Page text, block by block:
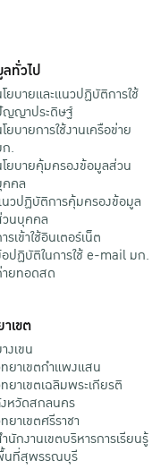
ทั่วไป
ยบายและแนวปฏิบัติการใช้
ญาประดิษฐ์
ยบายการใช้งานเครือข่าย
.
ยบายคุ้มครองข้อมูลส่วน
คล
วปฏิบัติการคุ้มครองข้อมูล
นบุคคล
รเข้าใช้อินเตอร์เน็ต
ปฏิบัติในการใช้ e-mail มก.
ยทอดสด
เขต
งเขน
ยาเขตกําแพงแสน
ยาเขตเฉลิมพระเกียรติ
หวัดสกลนคร
ยาเขตศรีราชา
นักงานเขตบริหารการเรียนรู้
ที่สุพรรณบุรี